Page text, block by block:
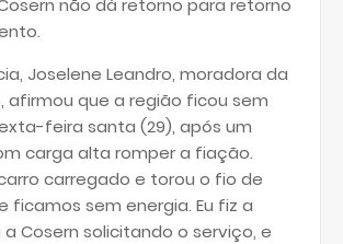
não dá retorno para retorno
Joselene Leandro, moradora da
afirmou que a região ficou sem
feira santa (29), após um
carga alta romper a fiação.
carregado e torou o fio de
ficamos sem energia. Eu fiz a
Cosern solicitando o serviço, e